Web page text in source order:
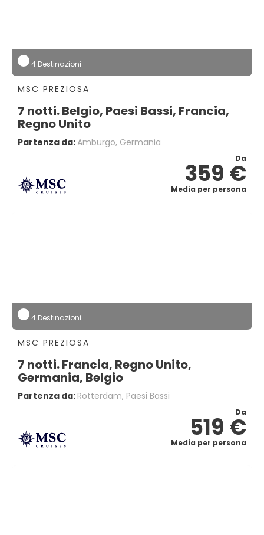
4 Destinazioni
MSC PREZIOSA
7 notti. Belgio, Paesi Bassi, Francia,
Regno Unito
Partenza da:Amburgo, Germania
Da
359 €
Media per persona
4 Destinazioni
MSC PREZIOSA
7 notti. Francia, Regno Unito,
Germania, Belgio
Partenza da: Rotterdam, Paesi Bassi
Da
519 €
Media per persona